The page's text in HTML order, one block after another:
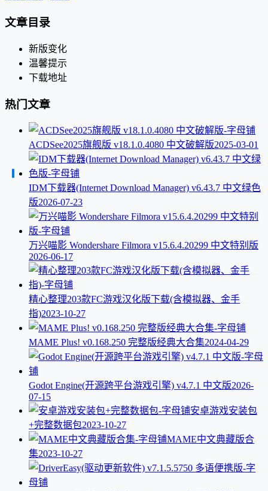
文章目录
新版变化
温馨提示
下载地址
热门文章
ACDSee2025旗舰版 v18.1.0.4080 中文破解版2025-03-01
IDM下载器(Internet Download Manager) v6.43.7 中文绿色
版2026-07-23
万兴喵影 Wondershare Filmora v15.6.4.20299 中文特别版
2026-06-17
精心整理203款FC游戏汉化版下载(含模拟器、金手
指)2023-10-27
MAME Plus! v0.168.250 完整版经典大合集2024-04-29
Godot Engine(开源跨平台游戏引擎) v4.7.1 中文版2026-
07-15
安卓游戏安装包
+完整数据包2023-10-27
MAME中文典藏版合
集2023-10-27